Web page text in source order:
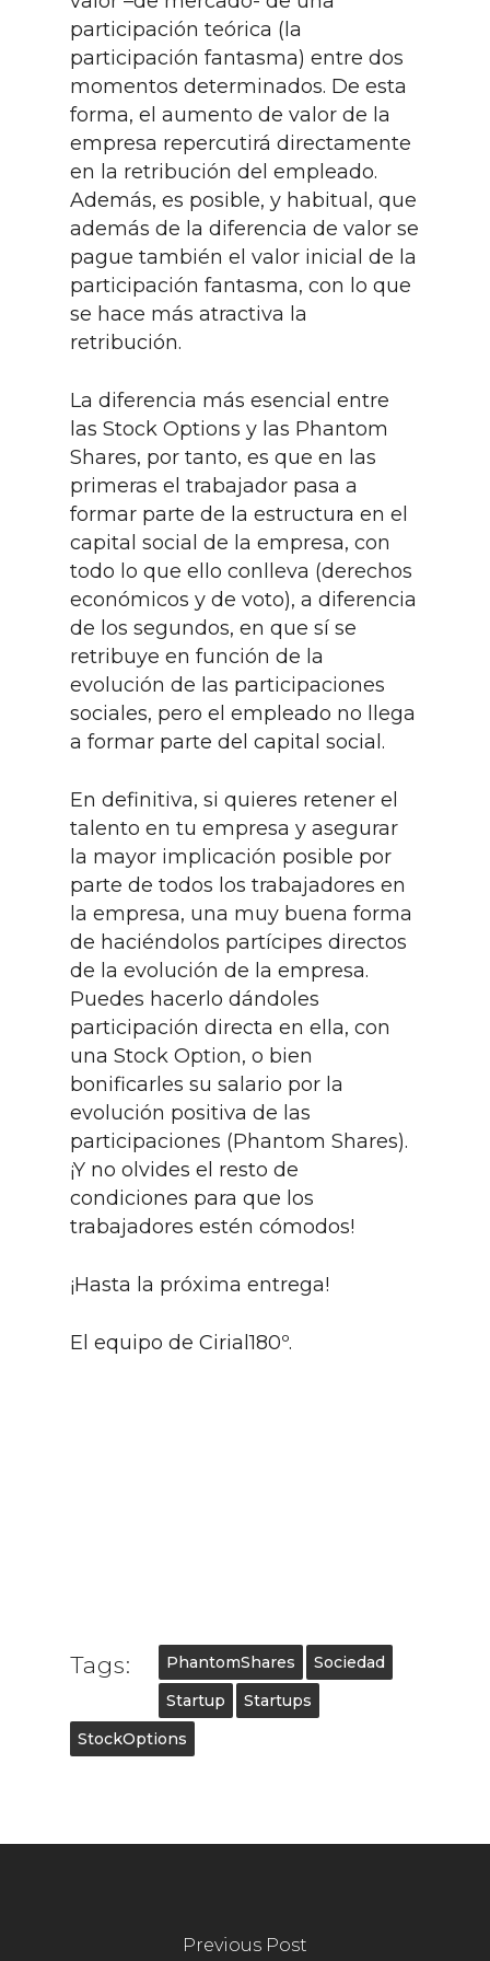
participación teórica (la
participación fantasma) entre dos
momentos determinados. De esta
forma, el aumento de valor de la
empresa repercutirá directamente
en la retribución del empleado.
Además, es posible, y habitual, que
además de la diferencia de valor se
pague también el valor inicial de la
participación fantasma, con lo que
se hace más atractiva la
retribución.
La diferencia más esencial entre
las Stock Options y las Phantom
Shares, por tanto, es que en las
primeras el trabajador pasa a
formar parte de la estructura en el
capital social de la empresa, con
todo lo que ello conlleva (derechos
económicos y de voto), a diferencia
de los segundos, en que sí se
retribuye en función de la
evolución de las participaciones
sociales, pero el empleado no llega
a formar parte del capital social.
En definitiva, si quieres retener el
talento en tu empresa y asegurar
la mayor implicación posible por
parte de todos los trabajadores en
la empresa, una muy buena forma
de haciéndolos partícipes directos
de la evolución de la empresa.
Puedes hacerlo dándoles
participación directa en ella, con
una Stock Option, o bien
bonificarles su salario por la
evolución positiva de las
participaciones (Phantom Shares).
¡Y no olvides el resto de
condiciones para que los
trabajadores estén cómodos!
¡Hasta la próxima entrega!
El equipo de Cirial180º.
Tags: PhantomShares
Sociedad
Startup
Startups
StockOptions
Previous Post